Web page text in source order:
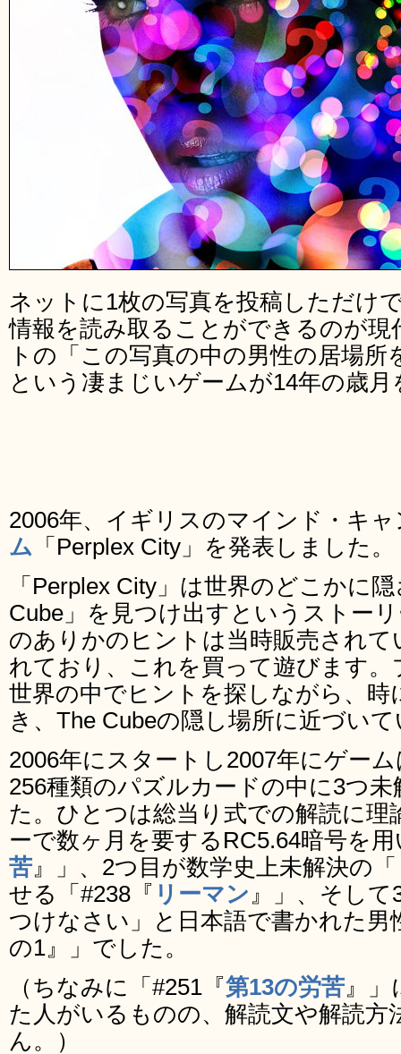
ネットに1枚の写真を投稿しただけ
情報を読み取ることができるのが
トの「この写真の中の男性の居場
という凄まじいゲームが14年の歳
2006年、イギリスのマインド・キ
ム 「Perplex City」を発表しました。
「Perplex City」は世界のどこかに
Cube」を見つけ出すというストー
のありかのヒントは当時販売され
れており、これを買って遊びます
世界の中でヒントを探しながら、時
き、The Cubeの隠し場所に近づい
2006年にスタートし2007年にゲー
256種類のパズルカードの中に3つ
た。ひとつは総当り式での解読に理
ーで数ヶ月を要するRC5.64暗号を
苦 』」、2つ目が数学史上未解決の「
せる「#238『 リーマン 』」、そし
つけなさい」と日本語で書かれた男
の1』」でした。
（ちなみに「#251『第13の労苦 』
た人がいるものの、解読文や解読方
ん。）